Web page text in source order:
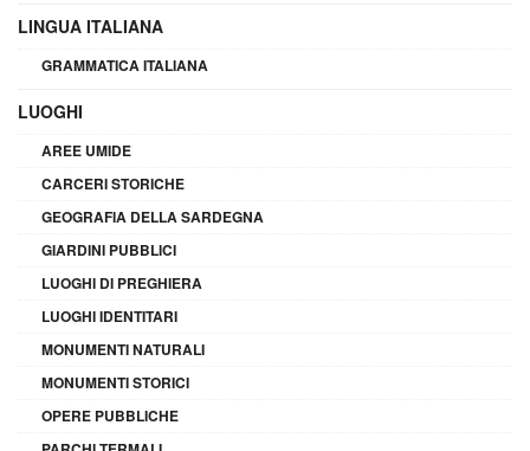
LINGUA ITALIANA
GRAMMATICA ITALIANA
LUOGHI
AREE UMIDE
CARCERI STORICHE
GEOGRAFIA DELLA SARDEGNA
GIARDINI PUBBLICI
LUOGHI DI PREGHIERA
LUOGHI IDENTITARI
MONUMENTI NATURALI
MONUMENTI STORICI
OPERE PUBBLICHE